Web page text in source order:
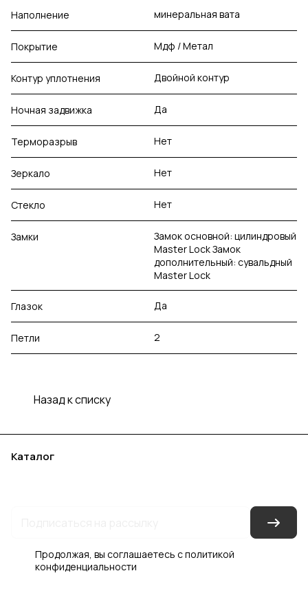
Наполнение минеральная вата
Покрытие Мдф / Метал
Контур уплотнения Двойной контур
Ночная задвижка Да
Терморазрыв Нет
Зеркало Нет
Стекло Нет
Замки
Замок основной: цилиндровый
Master Lock Замок
дополнительный: сувальдный
Master Lock
Глазок Да
Петли 2
Назад к списку
Каталог
Продолжая, вы соглашаетесь сполитикой
конфиденциальности